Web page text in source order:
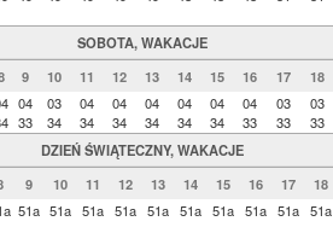
SOBOTA, WAKACJE
9 10 11 12 13 14 15 16 17 18
04
33
03
34
04
34
04
34
04
34
04
34
04
34
04
33
03
33
03
33
DZIEŃ ŚWIĄTECZNY, WAKACJE
9 10 11 12 13 14 15 16 17 18
51a 51a 51a 51a 51a 51a 51a 51a 51a 51a